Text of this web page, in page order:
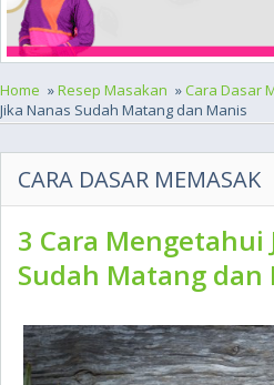
Home »Resep Masakan »Cara Dasar
Jika Nanas Sudah Matang dan Manis
CARA DASAR MEMASAK
3 Cara Mengetahui
Sudah Matang dan